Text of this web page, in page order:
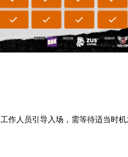
作人员引导入场，需等待适当时